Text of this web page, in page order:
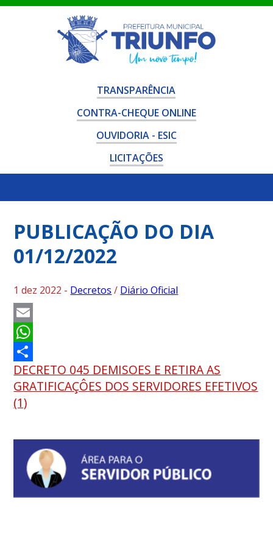
TRANSPARÊNCIA
CONTRA-CHEQUE ONLINE
OUVIDORIA - ESIC
LICITAÇÕES
PUBLICAÇÃO DO DIA
01/12/2022
1 dez 2022 - Decretos / Diário Oficial
Email
WhatsApp
Share
DECRETO 045 DEMISOES E RETIRA AS
GRATIFICAÇÔES DOS SERVIDORES EFETIVOS
(1)